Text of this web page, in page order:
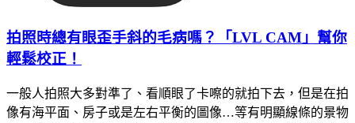
拍照時總有眼歪手斜的毛病嗎？「LVL CAM」幫你
輕鬆校正！
一般人拍照大多對準了、看順眼了卡嚓的就拍下去，但是在拍
像有海平面、房子或是左右平衡的圖像…等有明顯線條的景物